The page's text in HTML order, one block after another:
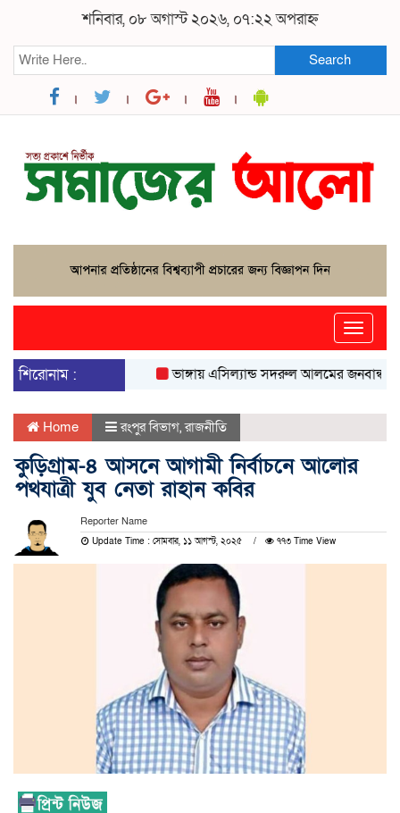
শনিবার, ০৮ অগাস্ট ২০২৬, ০৭:২২ অপরাহ্ন
Search
Toggle
শিরোনাম :
ভাঙ্গায় এসিল্যান্ড সদরুল আলমের জনবান্ধব
Home রংপুর বিভাগ,রাজনীতি
কুড়িগ্রাম-৪ আসনে আগামী নির্বাচনে আলোর
পথযাত্রী যুব নেতা রাহান কবির
Reporter Name
Update Time : সোমবার, ১১ আগস্ট, ২০২৫ ৭৭৩ Time View